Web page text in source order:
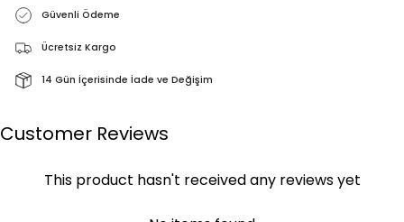
Güvenli Ödeme
Ücretsiz Kargo
14 Gün İçerisinde İade ve Değişim
Customer Reviews
This product hasn't received any reviews yet